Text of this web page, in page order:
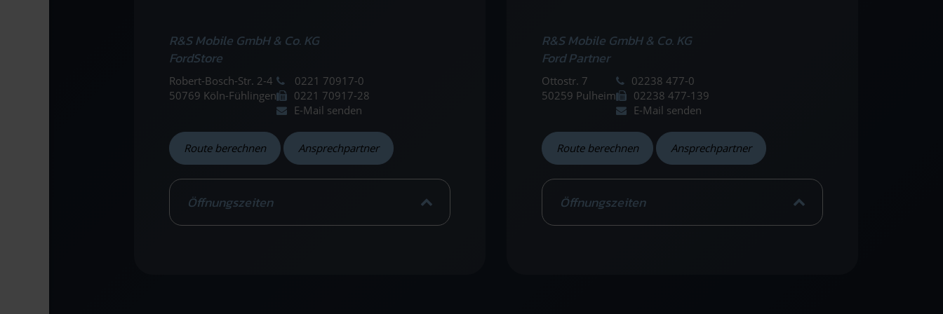
R&S Mobile GmbH & Co. KG
FordStore
Robert-Bosch-Str. 2-4
50769 Köln-Fühlingen
0221 70917-0
0221 70917-28
E-Mail senden
Route berechnen Ansprechpartner
Öffnungszeiten
R&S Mobile GmbH & Co. KG
Ford Partner
Ottostr. 7
50259 Pulheim
02238 477-0
02238 477-139
E-Mail senden
Route berechnen Ansprechpartner
Öffnungszeiten